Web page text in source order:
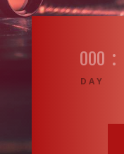
000
DAY
: